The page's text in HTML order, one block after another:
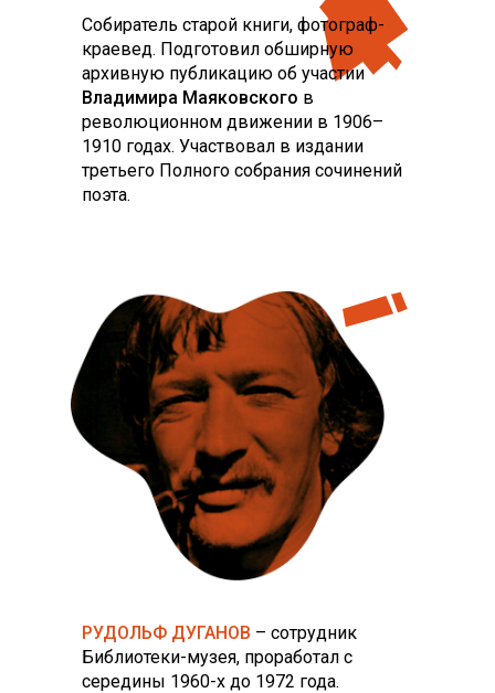
Собиратель старой книги, фотограф-
краевед. Подготовил обширную
архивную публикацию об участии
Владимира Маяковского в
революционном движении в 1906–
1910 годах. Участвовал в издании
третьего Полного собрания сочинений
поэта.
РУДОЛЬФ ДУГАНОВ – сотрудник
Библиотеки-музея, проработал с
середины 1960-х до 1972 года.